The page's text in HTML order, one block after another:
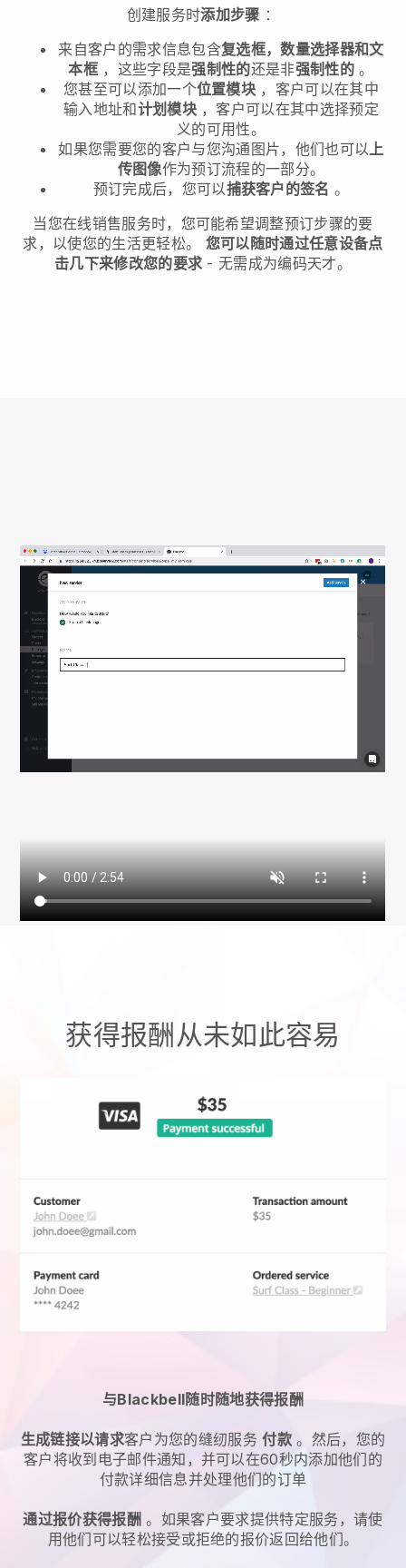
创建服务时添加步骤 ：
来自客户的需求信息包含复选框，数量选择器和文
本框 ，这些字段是强制性的还是非强制性的。
您甚至可以添加一个位置模块 ，客户可以在其中
输入地址和计划模块，客户可以在其中选择预定
义的可用性。
如果您需要您的客户与您沟通图片，他们也可以 上
传图像作为预订流程的一部分。
预订完成后，您可以捕获客户的签名 。
当您在线销售服务时，您可能希望调整预订步骤的要
求，以使您的生活更轻松。 您可以随时通过任意设备点
击几下来修改您的要求 - 无需成为编码天才。
获得报酬从未如此容易
与Blackbell随时随地获得报酬
生成链接以请求客户为您的缝纫服务 付款。然后，您的
客户将收到电子邮件通知，并可以在60秒内添加他们的
付款详细信息并处理他们的订单
通过报价获得报酬 。如果客户要求提供特定服务，请使
用他们可以轻松接受或拒绝的报价返回给他们。